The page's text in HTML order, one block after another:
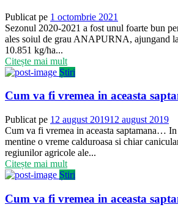
Publicat pe 1 octombrie 2021
Sezonul 2020-2021 a fost unul foarte bun
ales soiul de grau ANAPURNA, ajungand
10.851 kg/ha...
Citește mai mult
Știri
Cum va fi vremea in aceasta
Publicat pe 12 august 201912 august 2019
Cum va fi vremea in aceasta saptamana… In
mentine o vreme calduroasa si chiar
regiunilor agricole ale...
Citește mai mult
Știri
Cum va fi vremea in aceasta